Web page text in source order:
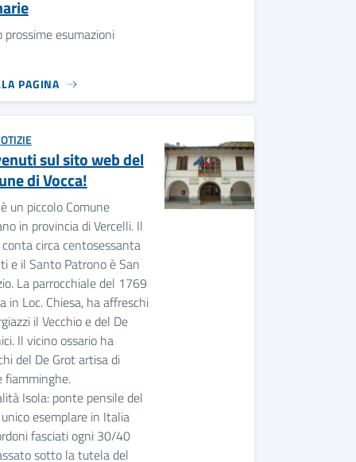
esumazioni
sul sito web del
di Vocca!
un piccolo Comune
in provincia di Vercelli. Il
circa centosessanta
e il Santo Patrono è San
La parrocchiale del 1769
in Loc. Chiesa, ha affreschi
il Vecchio e del De
Il vicino ossario ha
del De Grot artisa di
fiamminghe.
Isola: ponte pensile del
esemplare in Italia
fasciati ogni 30/40
sotto la tutela del
dei Beni ambientali nel